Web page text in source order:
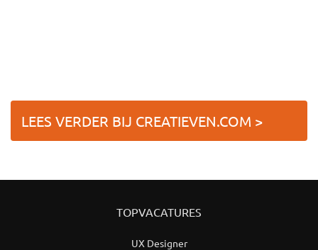
LEES VERDER BIJ CREATIEVEN.COM >
TOPVACATURES
UX Designer